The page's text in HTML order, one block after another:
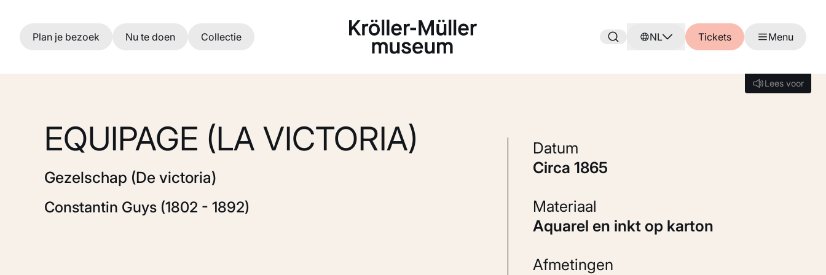
Ga naar hoofdinhoud
Plan je bezoek Nu te doen Collectie NL Tickets Menu
Lees voor
Lees voor
EQUIPAGE (LA VICTORIA)
Gezelschap (De victoria)
Constantin Guys (1802 - 1892)
Datum
circa 1865
Materiaal
Aquarel en inkt op karton
Afmetingen